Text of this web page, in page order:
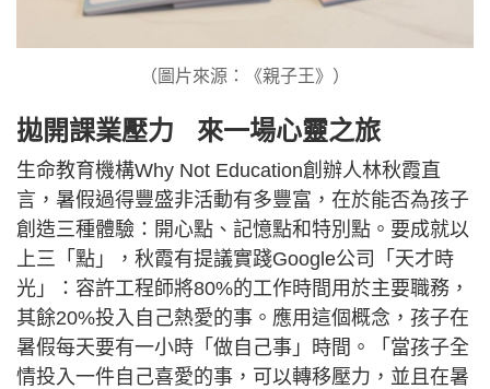
（圖片來源：《親子王》）
拋開課業壓力 來一場心靈之旅
生命教育機構Why Not Education創辦人林秋霞直
言，暑假過得豐盛非活動有多豐富，在於能否為孩子
創造三種體驗：開心點、記憶點和特別點。要成就以
上三「點」，秋霞有提議實踐Google公司「天才時
光」：容許工程師將80%的工作時間用於主要職務，
其餘20%投入自己熱愛的事。應用這個概念，孩子在
暑假每天要有一小時「做自己事」時間。「當孩子全
情投入一件自己喜愛的事，可以轉移壓力，並且在暑